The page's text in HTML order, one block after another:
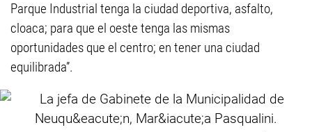
Parque Industrial tenga la ciudad deportiva, asfalto,
cloaca; para que el oeste tenga las mismas
oportunidades que el centro; en tener una ciudad
equilibrada”.